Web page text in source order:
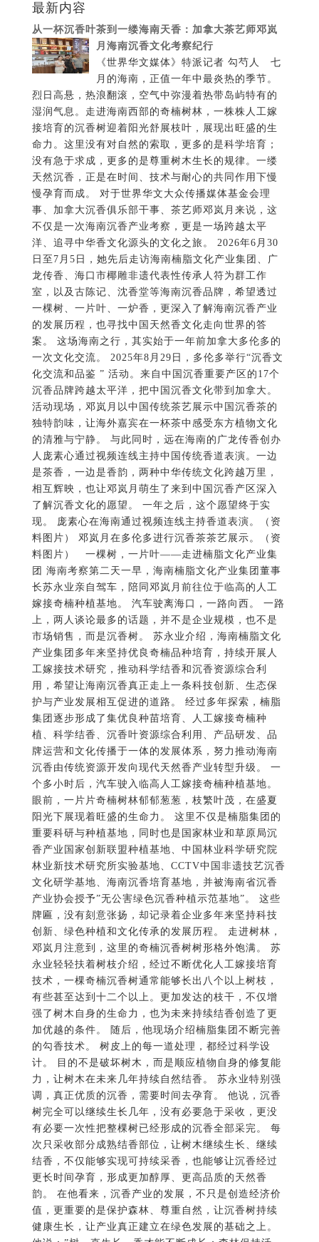
最新内容
从一杯沉香叶茶到一缕海南天香：加拿大茶艺师邓岚
月海南沉香文化考察纪行
《世界华文媒体》特派记者 勾芍人 七
月的海南，正值一年中最炎热的季节。
烈日高悬，热浪翻滚，空气中弥漫着热带岛屿特有的
湿润气息。走进海南西部的奇楠树林，一株株人工嫁
接培育的沉香树迎着阳光舒展枝叶，展现出旺盛的生
命力。这里没有对自然的索取，更多的是科学培育；
没有急于求成，更多的是尊重树木生长的规律。一缕
天然沉香，正是在时间、技术与耐心的共同作用下慢
慢孕育而成。 对于世界华文大众传播媒体基金会理
事、加拿大沉香俱乐部干事、茶艺师邓岚月来说，这
不仅是一次海南沉香产业考察，更是一场跨越太平
洋、追寻中华香文化源头的文化之旅。 2026年6月30
日至7月5日，她先后走访海南楠脂文化产业集团、广
龙传香、海口市椰雕非遗代表性传承人符为群工作
室，以及古陈记、沈香堂等海南沉香品牌，希望透过
一棵树、一片叶、一炉香，更深入了解海南沉香产业
的发展历程，也寻找中国天然香文化走向世界的答
案。 这场海南之行，其实始于一年前加拿大多伦多的
一次文化交流。 2025年8月29日，多伦多举行“沉香文
化交流和品鉴 ” 活动。来自中国沉香重要产区的17个
沉香品牌跨越太平洋，把中国沉香文化带到加拿大。
活动现场，邓岚月以中国传统茶艺展示中国沉香茶的
独特韵味，让海外嘉宾在一杯茶中感受东方植物文化
的清雅与宁静。 与此同时，远在海南的广龙传香创办
人庞素心通过视频连线主持中国传统香道表演。一边
是茶香，一边是香韵，两种中华传统文化跨越万里，
相互辉映，也让邓岚月萌生了来到中国沉香产区深入
了解沉香文化的愿望。 一年之后，这个愿望终于实
现。 庞素心在海南通过视频连线主持香道表演。（资
料图片） 邓岚月在多伦多进行沉香茶茶艺展示。（资
料图片） 一棵树，一片叶——走进楠脂文化产业集
团 海南考察第二天一早，海南楠脂文化产业集团董事
长苏永业亲自驾车，陪同邓岚月前往位于临高的人工
嫁接奇楠种植基地。 汽车驶离海口，一路向西。 一路
上，两人谈论最多的话题，并不是企业规模，也不是
市场销售，而是沉香树。 苏永业介绍，海南楠脂文化
产业集团多年来坚持优良奇楠品种培育，持续开展人
工嫁接技术研究，推动科学结香和沉香资源综合利
用，希望让海南沉香真正走上一条科技创新、生态保
护与产业发展相互促进的道路。 经过多年探索，楠脂
集团逐步形成了集优良种苗培育、人工嫁接奇楠种
植、科学结香、沉香叶资源综合利用、产品研发、品
牌运营和文化传播于一体的发展体系，努力推动海南
沉香由传统资源开发向现代天然香产业转型升级。 一
个多小时后，汽车驶入临高人工嫁接奇楠种植基地。
眼前，一片片奇楠树林郁郁葱葱，枝繁叶茂，在盛夏
阳光下展现着旺盛的生命力。 这里不仅是楠脂集团的
重要科研与种植基地，同时也是国家林业和草原局沉
香产业国家创新联盟种植基地、中国林业科学研究院
林业新技术研究所实验基地、CCTV中国非遗技艺沉香
文化研学基地、海南沉香培育基地，并被海南省沉香
产业协会授予”无公害绿色沉香种植示范基地”。 这些
牌匾，没有刻意张扬，却记录着企业多年来坚持科技
创新、绿色种植和文化传承的发展历程。 走进树林，
邓岚月注意到，这里的奇楠沉香树树形格外饱满。 苏
永业轻轻扶着树枝介绍，经过不断优化人工嫁接培育
技术，一棵奇楠沉香树通常能够长出八个以上树枝，
有些甚至达到十二个以上。更加发达的枝干，不仅增
强了树木自身的生命力，也为未来持续结香创造了更
加优越的条件。 随后，他现场介绍楠脂集团不断完善
的勾香技术。 树皮上的每一道处理，都经过科学设
计。 目的不是破坏树木，而是顺应植物自身的修复能
力，让树木在未来几年持续自然结香。 苏永业特别强
调，真正优质的沉香，需要时间去孕育。 他说，沉香
树完全可以继续生长几年，没有必要急于采收，更没
有必要一次性把整棵树已经形成的沉香全部采完。 每
次只采收部分成熟结香部位，让树木继续生长、继续
结香，不仅能够实现可持续采香，也能够让沉香经过
更长时间孕育，形成更加醇厚、更高品质的天然香
韵。 在他看来，沉香产业的发展，不只是创造经济价
值，更重要的是保护森林、尊重自然，让沉香树持续
健康生长，让产业真正建立在绿色发展的基础之上。